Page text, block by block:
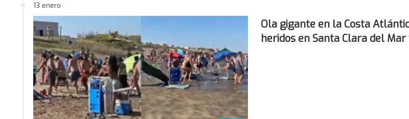
13 enero
Ola gigante en la Costa
heridos en Santa Clara del